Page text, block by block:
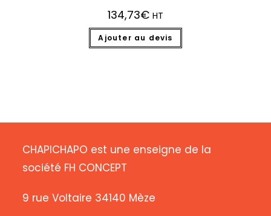
134,73€ HT
Ajouter au devis
CHAPICHAPO est une enseigne de la
société FH CONCEPT
9 rue Voltaire 34140 Mèze